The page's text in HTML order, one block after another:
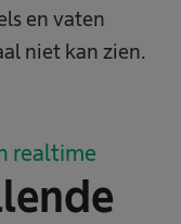
en vaten
niet kan zien.
realtime